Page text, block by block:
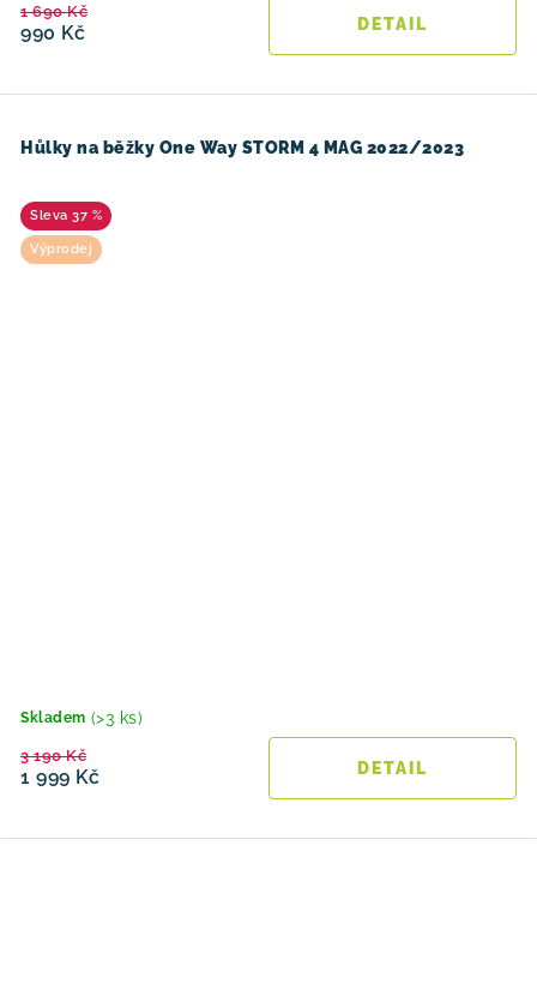
990 Kč
1 690 Kč
Hůlky na běžky One Way STORM 4 MAG 2022/2023
37 %
Výprodej
Skladem (>3 ks)
1 999 Kč
3 190 Kč